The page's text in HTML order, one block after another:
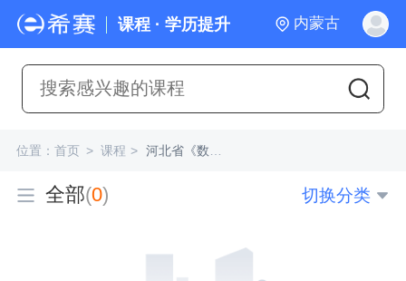
课程 · 学历提升 内蒙古
位置： 首页 > 课程 > 河北省《数学（二）》
全部(0) 切换分类